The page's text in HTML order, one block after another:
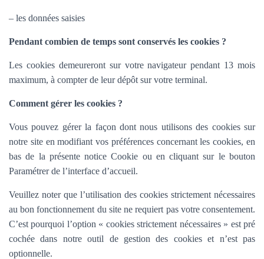
– les données saisies
Pendant combien de temps sont conservés les cookies ?
Les cookies demeureront sur votre navigateur pendant 13 mois
maximum, à compter de leur dépôt sur votre terminal.
Comment gérer les cookies ?
Vous pouvez gérer la façon dont nous utilisons des cookies sur
notre site en modifiant vos préférences concernant les cookies, en
bas de la présente notice Cookie ou en cliquant sur le bouton
Paramétrer de l’interface d’accueil.
Veuillez noter que l’utilisation des cookies strictement nécessaires
au bon fonctionnement du site ne requiert pas votre consentement.
C’est pourquoi l’option « cookies strictement nécessaires » est pré
cochée dans notre outil de gestion des cookies et n’est pas
optionnelle.